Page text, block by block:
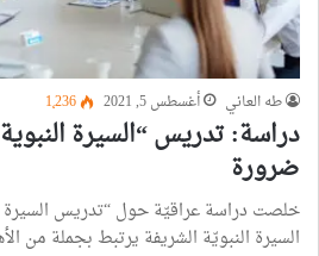
طه العاني أغسطس 5, 2021 1٬236
دراسة: تدريس “السيرة
ضرورة
خلصت دراسة عراقيّة حول “تدريس السيرة
السيرة النبويّة الشريفة يرتبط بجملة من